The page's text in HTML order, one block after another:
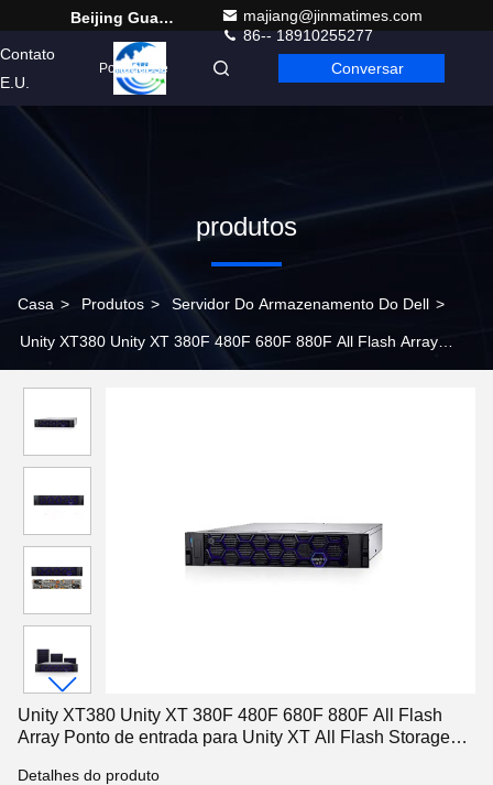
Beijing Guangtian Runze Technology Co., Ltd.
majiang@jinmatimes.com
86-- 18910255277
Contato
E.U.
Portuguese Conversar
produtos
Casa > Produtos > Servidor Do Armazenamento Do Dell >
Unity XT380 Unity XT 380F 480F 680F 880F All Flash Array
Unity XT380 Unity XT 380F 480F 680F 880F All Flash
Array Ponto de entrada para Unity XT All Flash Storage
Detalhes do produto